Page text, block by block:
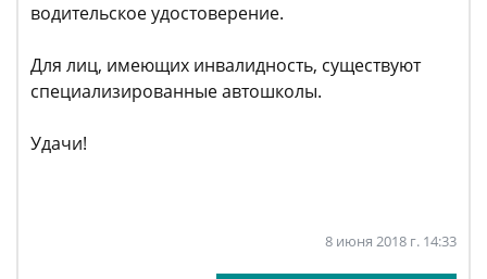
водительское удостоверение.
Для лиц, имеющих инвалидность, существуют
специализированные автошколы.
Удачи!
8 июня 2018 г. 14:33